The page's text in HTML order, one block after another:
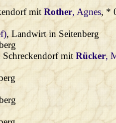
mitRother, Agnes, *
, Landwirt in Seitenberg
mitRücker,